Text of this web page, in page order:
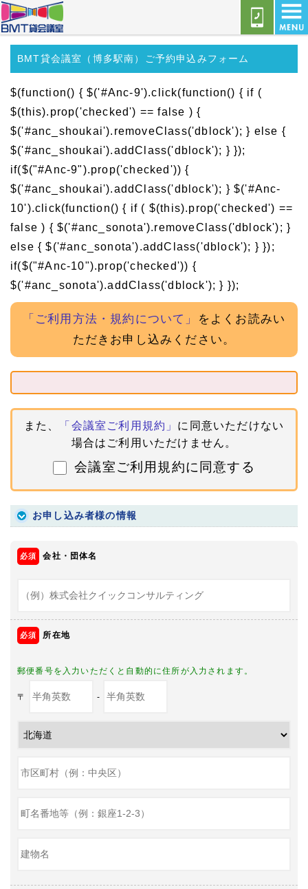
BMT貸会議室（博多駅南）ご予約申込みフォーム
$(function() { $('#Anc-9').click(function() { if (
$(this).prop('checked') == false ) {
$('#anc_shoukai').removeClass('dblock'); } else {
$('#anc_shoukai').addClass('dblock'); } });
if($("#Anc-9").prop('checked')) {
$('#anc_shoukai').addClass('dblock'); } $('#Anc-
10').click(function() { if ( $(this).prop('checked') ==
false ) { $('#anc_sonota').removeClass('dblock'); }
else { $('#anc_sonota').addClass('dblock'); } });
if($("#Anc-10").prop('checked')) {
$('#anc_sonota').addClass('dblock'); } });
「ご利用方法・規約について」
をよくお読みい
ただきお申し込みください。
また、 「会議室ご利用規約」 に同意いただけない
場合はご利用いただけません。
会議室ご利用規約に同意する
お申し込み者様の情報
会社・団体名
所在地
郵便番号を入力いただくと自動的に住所が入力されます。
〒 -